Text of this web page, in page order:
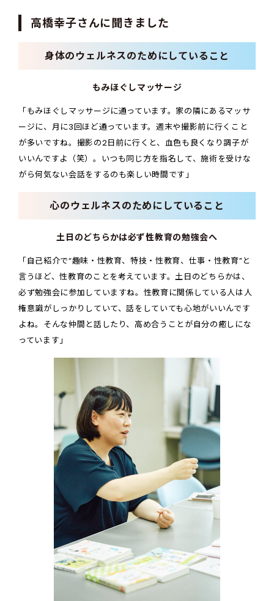
高橋幸子さんに聞きました
身体のウェルネスのためにしていること
もみほぐしマッサージ
「もみほぐしマッサージに通っています。家の隣にあるマッサ
ージに、月に3回ほど通っています。週末や撮影前に行くこと
が多いですね。撮影の2日前に行くと、血色も良くなり調子が
いいんですよ（笑）。いつも同じ方を指名して、施術を受けな
がら何気ない会話をするのも楽しい時間です」
心のウェルネスのためにしていること
土日のどちらかは必ず性教育の勉強会へ
「自己紹介で“趣味・性教育、特技・性教育、仕事・性教育”と
言うほど、性教育のことを考えています。土日のどちらかは、
必ず勉強会に参加していますね。性教育に関係している人は人
権意識がしっかりしていて、話をしていても心地がいいんです
よね。そんな仲間と話したり、高め合うことが自分の癒しにな
っています」